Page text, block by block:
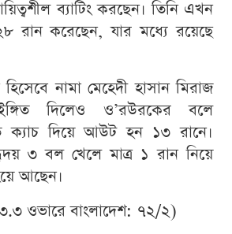
ব্যাটিং করছেন। তিনি এখন
রান করেছেন, যার মধ্যে রয়েছে
নামা মেহেদী হাসান মিরাজ
দিলেও ও’রউরকের বলে
ক্যাচ দিয়ে আউট হন ১৩ রানে।
৩ বল খেলে মাত্র ১ রান নিয়ে
আছেন।
ওভারে বাংলাদেশ: ৭২/২)